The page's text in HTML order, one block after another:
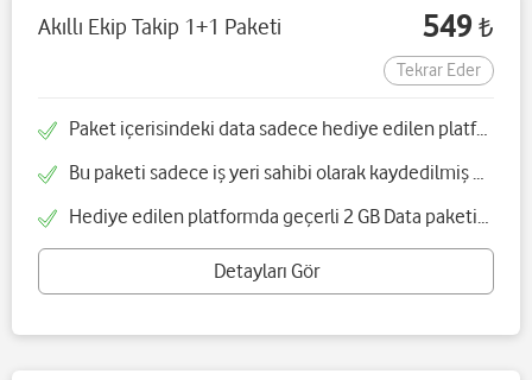
Akıllı Ekip Takip 1+1 Paketi 549 ₺
Tekrar Eder
Paket içerisindeki data sadece hediye edilen platform yönüne geçerlidir
Bu paketi sadece iş yeri sahibi olarak kaydedilmiş müşteriler alabilir
Hediye edilen platformda geçerli 2 GB Data paketinin yanında saha çalışanlarının mobil uygulamadan anlık olarak takip edip yönetebileceğiniz Akıllı Ekip Takip çözümü hediyedir
Detayları Gör